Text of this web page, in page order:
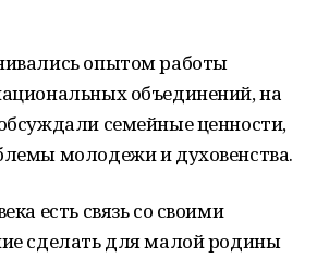
опытом работы
объединений, на
семейные ценности,
молодежи и духовенства.
есть связь со своими
сделать для малой родины